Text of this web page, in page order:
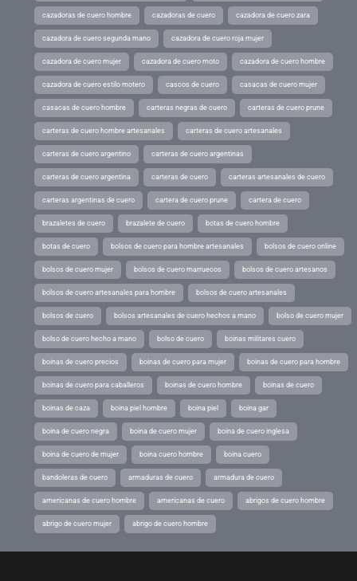
cazadoras de cuero hombre cazadoras de cuero cazadora de cuero zara
cazadora de cuero segunda mano cazadora de cuero roja mujer
cazadora de cuero mujer cazadora de cuero moto cazadora de cuero hombre
cazadora de cuero estilo motero cascos de cuero casacas de cuero mujer
casacas de cuero hombre carteras negras de cuero carteras de cuero prune
carteras de cuero hombre artesanales carteras de cuero artesanales
carteras de cuero argentino carteras de cuero argentinas
carteras de cuero argentina carteras de cuero carteras artesanales de cuero
carteras argentinas de cuero cartera de cuero prune cartera de cuero
brazaletes de cuero brazalete de cuero botas de cuero hombre
botas de cuero bolsos de cuero para hombre artesanales bolsos de cuero online
bolsos de cuero mujer bolsos de cuero marruecos bolsos de cuero artesanos
bolsos de cuero artesanales para hombre bolsos de cuero artesanales
bolsos de cuero bolsos artesanales de cuero hechos a mano bolso de cuero mujer
bolso de cuero hecho a mano bolso de cuero boinas militares cuero
boinas de cuero precios boinas de cuero para mujer boinas de cuero para hombre
boinas de cuero para caballeros boinas de cuero hombre boinas de cuero
boinas de caza boina piel hombre boina piel boina gar
boina de cuero negra boina de cuero mujer boina de cuero inglesa
boina de cuero de mujer boina cuero hombre boina cuero
bandoleras de cuero armaduras de cuero armadura de cuero
americanas de cuero hombre americanas de cuero abrigos de cuero hombre
abrigo de cuero mujer abrigo de cuero hombre